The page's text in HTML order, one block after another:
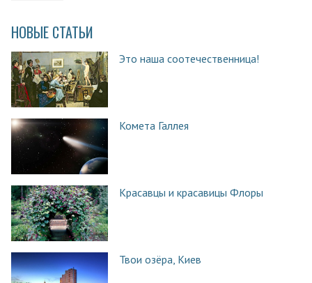
НОВЫЕ СТАТЬИ
Это наша соотечественница!
Комета Галлея
Красавцы и красавицы Флоры
Твои озёра, Киев